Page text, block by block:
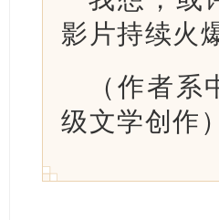
影片持续火
（作者
级文学创作）